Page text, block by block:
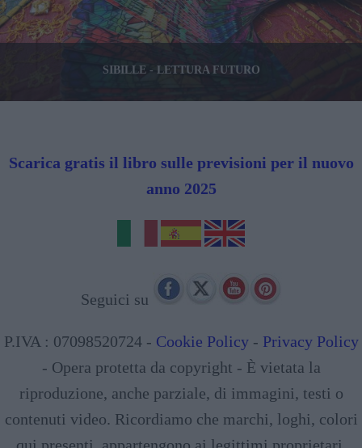
SIBILLE - LETTURA FUTURO
Scarica gratis il libro sulle previsioni per il nuovo
anno 2025
Seguici su
P.IVA : 07098520724 - Cookie Policy- Privacy Policy
- Opera protetta da copyright - È vietata la
riproduzione, anche parziale, di immagini, testi o
contenuti video. Ricordiamo che marchi, loghi, colori